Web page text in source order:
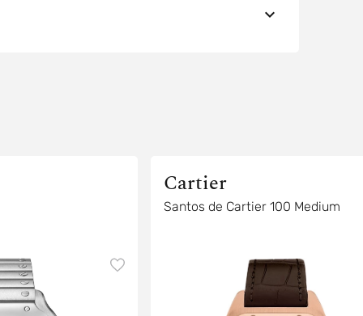
Cartier
Santos de Cartier 100 Medium